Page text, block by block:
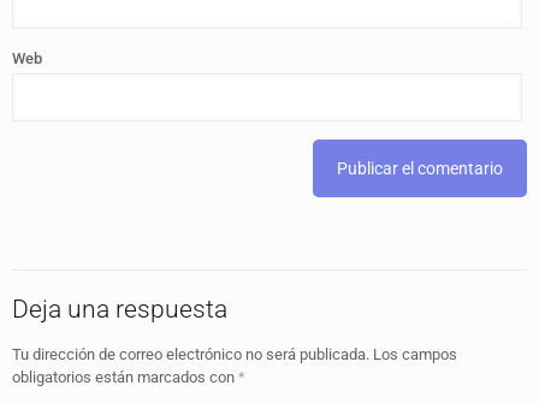
Web
Deja una respuesta
Tu dirección de correo electrónico no será publicada. Los campos
obligatorios están marcados con *